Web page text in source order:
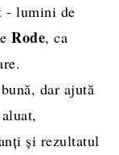
- lumini de
Rode, ca
dar ajută
și rezultatul